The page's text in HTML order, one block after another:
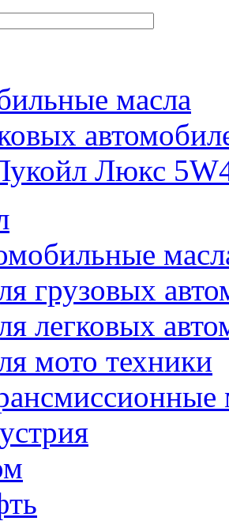
масла
Люкс
грузовых
легковых
мото техники